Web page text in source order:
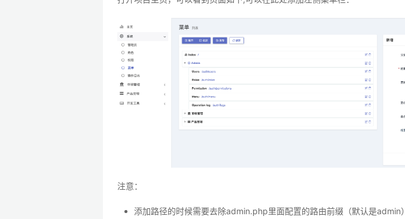
注意：
添加路径的时候需要去除admin.php里面配置的路由前缀（默认是admin）